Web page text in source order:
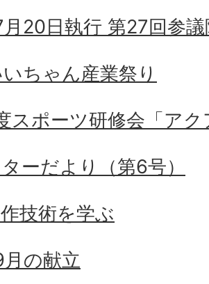
20日執行 第27回参
ちゃん産業祭り
スポーツ研修会「ア
ーだより（第6号）
技術を学ぶ
の献立